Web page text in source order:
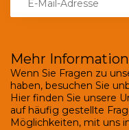
Mehr
Wenn Sie Fragen zu
haben, besuchen Sie
Hier finden Sie unsere
auf häufig gestellte
Möglichkeiten, mit uns